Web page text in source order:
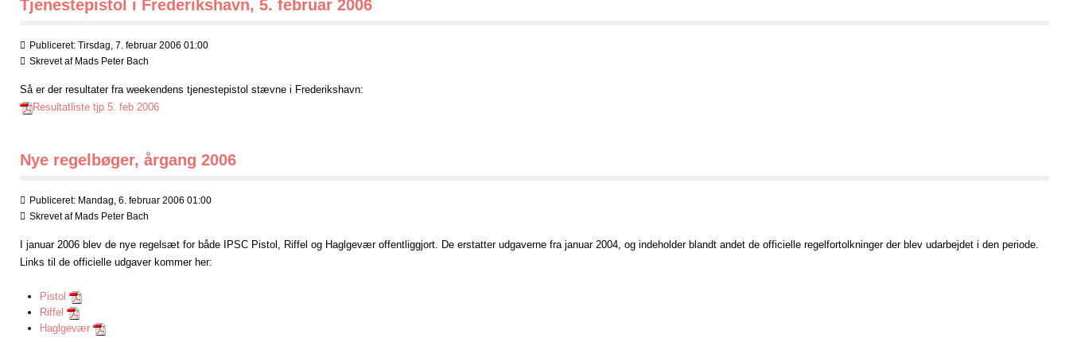
Tjenestepistol i Frederikshavn, 5. februar 2006
Publiceret: Tirsdag, 7. februar 2006 01:00
Skrevet af Mads Peter Bach
Så er der resultater fra weekendens tjenestepistol stævne i Frederikshavn:
Resultatliste tjp 5. feb 2006
Nye regelbøger, årgang 2006
Publiceret: Mandag, 6. februar 2006 01:00
Skrevet af Mads Peter Bach
I januar 2006 blev de nye regelsæt for både IPSC Pistol, Riffel og Haglgevær offentliggjort. De erstatter udgaverne fra januar 2004, og indeholder blandt andet de officielle regelfortolkninger der blev udarbejdet i den periode.
Links til de officielle udgaver kommer her:
Pistol
Riffel
Haglgevær